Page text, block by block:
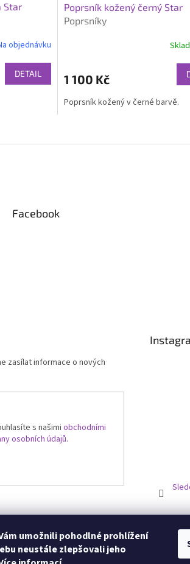
umožnili pohodlné prohlížení
neustále zlepšovali jeho
Star
objednávku
DETAIL
Poprsník kožený černý Star
Poprsníky
je
z
1 100 Kč
Poprsník kožený v černé barvě.
v
Facebook
zasílat informace o nových
s našimi obchodními
osobních údajů.